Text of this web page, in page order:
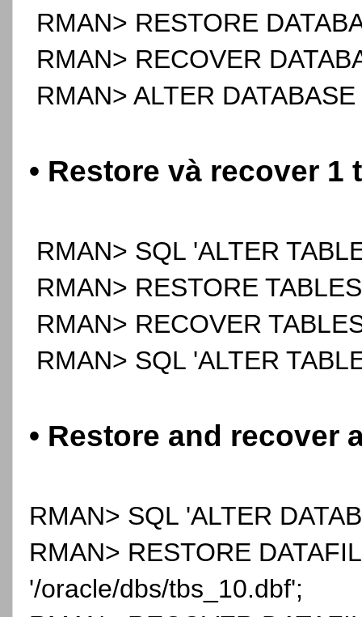
RMAN> RESTORE
RMAN> RECOVER
RMAN> ALTER
• Restore và recover 1
RMAN> SQL 'ALTER
RMAN> RESTORE
RMAN> RECOVER
RMAN> SQL 'ALTER
• Restore and recover
RMAN> SQL 'ALTER
RMAN> RESTORE
'/oracle/dbs/tbs_10.dbf';